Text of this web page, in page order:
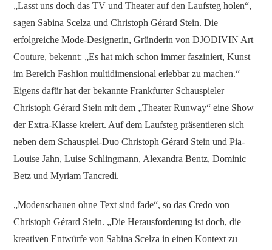
„Lasst uns doch das TV und Theater auf den Laufsteg holen“,
sagen Sabina Scelza und Christoph Gérard Stein. Die
erfolgreiche Mode-Designerin, Gründerin von DJODIVIN Art
Couture, bekennt: „Es hat mich schon immer fasziniert, Kunst
im Bereich Fashion multidimensional erlebbar zu machen.“
Eigens dafür hat der bekannte Frankfurter Schauspieler
Christoph Gérard Stein mit dem „Theater Runway“ eine Show
der Extra-Klasse kreiert. Auf dem Laufsteg präsentieren sich
neben dem Schauspiel-Duo Christoph Gérard Stein und Pia-
Louise Jahn, Luise Schlingmann, Alexandra Bentz, Dominic
Betz und Myriam Tancredi.
„Modenschauen ohne Text sind fade“, so das Credo von
Christoph Gérard Stein. „Die Herausforderung ist doch, die
kreativen Entwürfe von Sabina Scelza in einen Kontext zu